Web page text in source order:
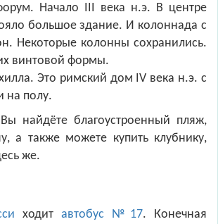
Начало III века н.э. В центре
большое здание. И колоннада с
Некоторые колонны сохранились.
винтовой формы.
Это римский дом IV века н.э. с
на полу.
найдёте благоустроенный пляж,
а также можете купить клубнику,
же.
ходитавтобус №17. Конечная